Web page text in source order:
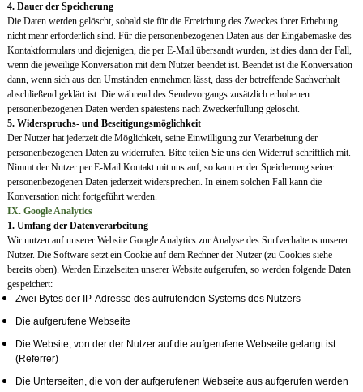
4. Dauer der Speicherung
Die Daten werden gelöscht, sobald sie für die Erreichung des Zweckes ihrer Erhebung
nicht mehr erforderlich sind. Für die personenbezogenen Daten aus der Eingabemaske des
Kontaktformulars und diejenigen, die per E-Mail übersandt wurden, ist dies dann der Fall,
wenn die jeweilige Konversation mit dem Nutzer beendet ist. Beendet ist die Konversation
dann, wenn sich aus den Umständen entnehmen lässt, dass der betreffende Sachverhalt
abschließend geklärt ist. Die während des Sendevorgangs zusätzlich erhobenen
personenbezogenen Daten werden spätestens nach Zweckerfüllung gelöscht.
5. Widerspruchs- und Beseitigungsmöglichkeit
Der Nutzer hat jederzeit die Möglichkeit, seine Einwilligung zur Verarbeitung der
personenbezogenen Daten zu widerrufen. Bitte teilen Sie uns den Widerruf schriftlich mit.
Nimmt der Nutzer per E-Mail Kontakt mit uns auf, so kann er der Speicherung seiner
personenbezogenen Daten jederzeit widersprechen. In einem solchen Fall kann die
Konversation nicht fortgeführt werden.
IX. Google Analytics
1. Umfang der Datenverarbeitung
Wir nutzen auf unserer Website Google Analytics zur Analyse des Surfverhaltens unserer
Nutzer. Die Software setzt ein Cookie auf dem Rechner der Nutzer (zu Cookies siehe
bereits oben). Werden Einzelseiten unserer Website aufgerufen, so werden folgende Daten
gespeichert:
Zwei Bytes der IP-Adresse des aufrufenden Systems des Nutzers
Die aufgerufene Webseite
Die Website, von der der Nutzer auf die aufgerufene Webseite gelangt ist
(Referrer)
Die Unterseiten, die von der aufgerufenen Webseite aus aufgerufen werden